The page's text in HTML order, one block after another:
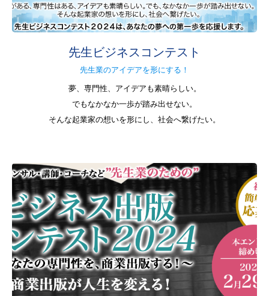
先生ビジネスコンテスト
先生業のアイデアを形にする！
夢、専門性、アイデアも素晴らしい。
でもなかなか一歩が踏み出せない。
そんな起業家の想いを形にし、社会へ繋げたい。
協会案内
事業案内